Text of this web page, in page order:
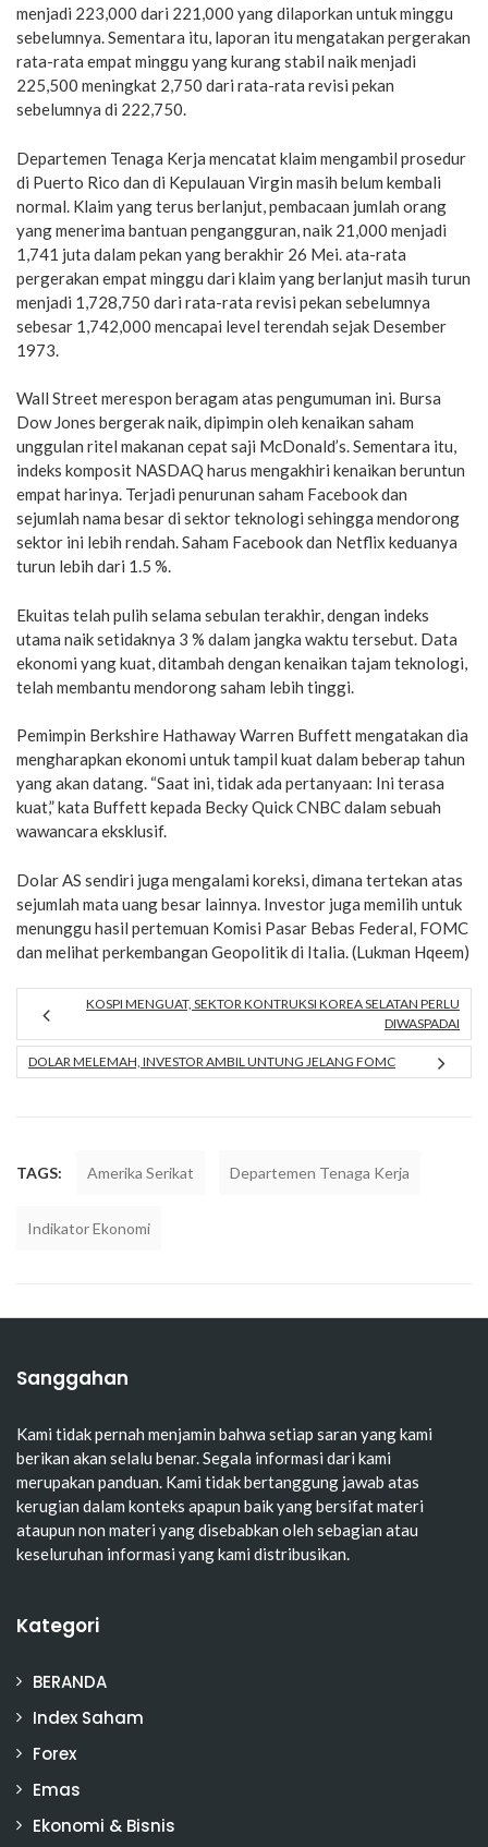
menjadi 223,000 dari 221,000 yang dilaporkan untuk minggu
sebelumnya. Sementara itu, laporan itu mengatakan pergerakan
rata-rata empat minggu yang kurang stabil naik menjadi
225,500 meningkat 2,750 dari rata-rata revisi pekan
sebelumnya di 222,750.
Departemen Tenaga Kerja mencatat klaim mengambil prosedur
di Puerto Rico dan di Kepulauan Virgin masih belum kembali
normal. Klaim yang terus berlanjut, pembacaan jumlah orang
yang menerima bantuan pengangguran, naik 21,000 menjadi
1,741 juta dalam pekan yang berakhir 26 Mei. ata-rata
pergerakan empat minggu dari klaim yang berlanjut masih turun
menjadi 1,728,750 dari rata-rata revisi pekan sebelumnya
sebesar 1,742,000 mencapai level terendah sejak Desember
1973.
Wall Street merespon beragam atas pengumuman ini. Bursa
Dow Jones bergerak naik, dipimpin oleh kenaikan saham
unggulan ritel makanan cepat saji McDonald’s. Sementara itu,
indeks komposit NASDAQ harus mengakhiri kenaikan beruntun
empat harinya. Terjadi penurunan saham Facebook dan
sejumlah nama besar di sektor teknologi sehingga mendorong
sektor ini lebih rendah. Saham Facebook dan Netflix keduanya
turun lebih dari 1.5 %.
Ekuitas telah pulih selama sebulan terakhir, dengan indeks
utama naik setidaknya 3 % dalam jangka waktu tersebut. Data
ekonomi yang kuat, ditambah dengan kenaikan tajam teknologi,
telah membantu mendorong saham lebih tinggi.
Pemimpin Berkshire Hathaway Warren Buffett mengatakan dia
mengharapkan ekonomi untuk tampil kuat dalam beberap tahun
yang akan datang. “Saat ini, tidak ada pertanyaan: Ini terasa
kuat,” kata Buffett kepada Becky Quick CNBC dalam sebuah
wawancara eksklusif.
Dolar AS sendiri juga mengalami koreksi, dimana tertekan atas
sejumlah mata uang besar lainnya. Investor juga memilih untuk
menunggu hasil pertemuan Komisi Pasar Bebas Federal, FOMC
dan melihat perkembangan Geopolitik di Italia. (Lukman Hqeem)
KOSPI MENGUAT, SEKTOR KONTRUKSI KOREA SELATAN PERLU
DIWASPADAI
DOLAR MELEMAH, INVESTOR AMBIL UNTUNG JELANG FOMC
TAGS: Amerika Serikat Departemen Tenaga Kerja
Indikator Ekonomi
Sanggahan
Kami tidak pernah menjamin bahwa setiap saran yang kami
berikan akan selalu benar. Segala informasi dari kami
merupakan panduan. Kami tidak bertanggung jawab atas
kerugian dalam konteks apapun baik yang bersifat materi
ataupun non materi yang disebabkan oleh sebagian atau
keseluruhan informasi yang kami distribusikan.
Kategori
BERANDA
Index Saham
Forex
Emas
Ekonomi & Bisnis